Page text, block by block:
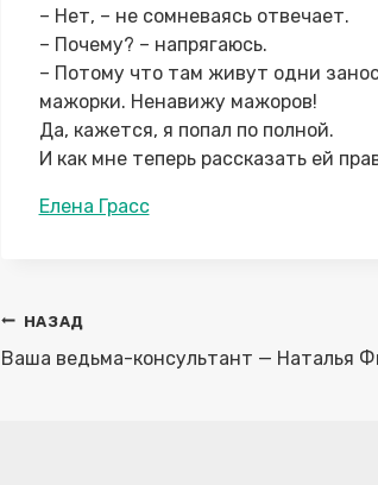
– Нет, – не сомневаясь отвечает.
– Почему? – напрягаюсь.
– Потому что там живут одни
мажорки. Ненавижу мажоров!
Да, кажется, я попал по полной.
И как мне теперь рассказать ей
Метки
Елена Грасс
Навигация
по
НАЗАД
Ваша ведьма-консультант — Наталья